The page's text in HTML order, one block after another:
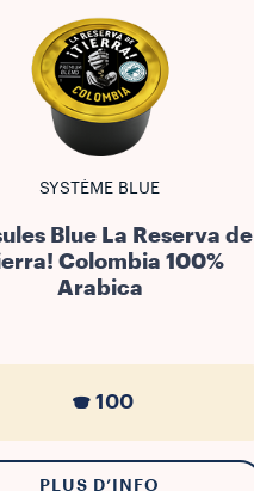
SYSTÈME BLUE
Blue La Reserva de
Colombia 100%
Arabica
100
PLUS D’INFO